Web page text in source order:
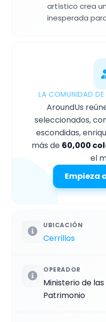
artístico crea
inesperada
LA COMUNIDAD
AroundUs
seleccionados,
escondidas,
más de 60,000
el
Empieza
UBICACIÓN
Cerrillos
OPERADOR
Ministerio de
Patrimonio